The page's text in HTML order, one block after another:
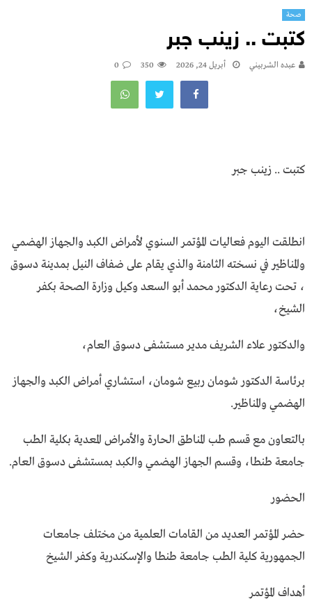
صحة
كتبت .. زينب جبر
عبده الشربيني أبريل 24, 2026 350
0
كتبت .. زينب جبر
انطلقت اليوم فعاليات المؤتمر السنوي لأمراض الكبد والجهاز الهضمي
والمناظير في نسخته الثامنة والذي يقام على ضفاف النيل بمدينة دسوق
، تحت رعاية الدكتور محمد أبو السعد وكيل وزارة الصحة بكفر
الشيخ،
والدكتور علاء الشريف مدير مستشفى دسوق العام،
برئاسة الدكتور شومان ربيع شومان، استشاري أمراض الكبد والجهاز
الهضمي والمناظير.
بالتعاون مع قسم طب المناطق الحارة والأمراض المعدية بكلية الطب
جامعة طنطا، وقسم الجهاز الهضمي والكبد بمستشفى دسوق العام.
الحضور
حضر المؤتمر العديد من القامات العلمية من مختلف جامعات
الجمهورية كلية الطب جامعة طنطا والإسكندرية وكفر الشيخ
أهداف المؤتمر